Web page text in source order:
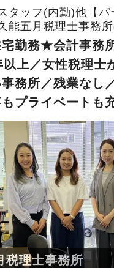
を活かして成長した
アップ志向のある方
業務を進められる方
や提案業務に挑戦し
ど専門性を高めたい方
マネジメントに関わり
ジュアル面談へ＞
軽な面談を実施
やキャリアを相談可
んに質問OK
選考へ進めます
は柔軟に対応
の調整も可能
は最初から契約しな
でも上記の傾向が判
方針でいます。
ら一般的な会計事務
・会社規模ではなく
と思います。
物＞
決算書や税務申告書
して誠実に、責任感
々の業務や取り組む
ことができる方
いことをそのままに
タッフ(内勤)他【パ
能五月税理士事務
勤務★会計事務
上／女性税理士
務所／残業なし
プライベートも
税理士事務所